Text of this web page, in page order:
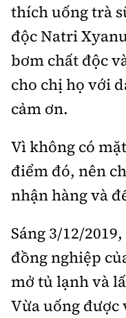
thích uống trà
độc Natri
bơm chất độc
cho chị họ với
cảm ơn.
Vì không có
điểm đó, nên
nhận hàng và
Sáng 3/12/
đồng nghiệp
mở tủ lạnh và
Vừa uống